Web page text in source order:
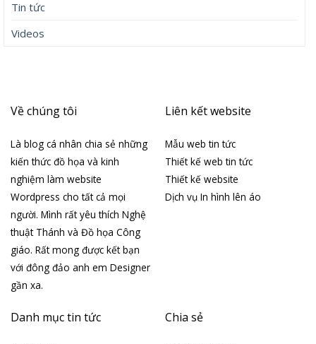
Tin tức
Videos
Về chúng tôi
Là blog cá nhân chia sẻ những
kiến thức đồ họa và kinh
nghiệm làm website
Wordpress cho tất cả mọi
người. Mình rất yêu thích Nghệ
thuật Thánh và Đồ họa Công
giáo. Rất mong được kết bạn
với đông đảo anh em Designer
gần xa.
Liên kết website
Mẫu web tin tức
Thiết kế web tin tức
Thiết kế website
Dịch vụ In hình lên áo
Danh mục tin tức Chia sẻ